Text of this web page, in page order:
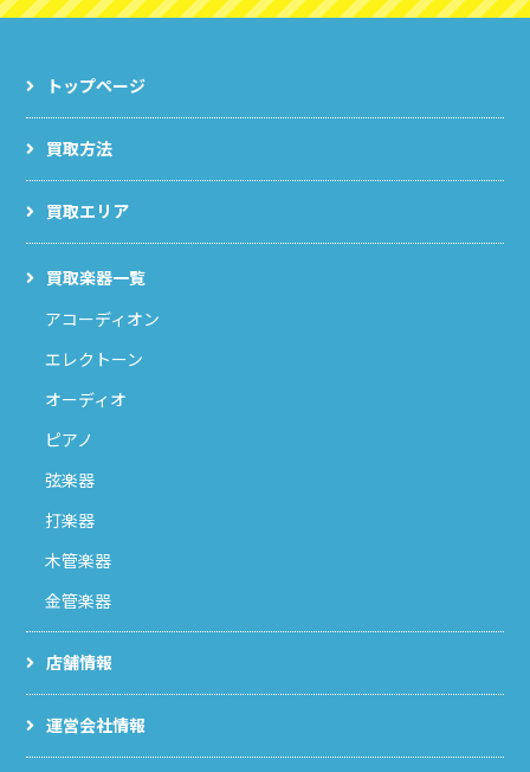
トップページ
買取方法
買取エリア
買取楽器一覧
アコーディオン
エレクトーン
オーディオ
ピアノ
弦楽器
打楽器
木管楽器
金管楽器
店舗情報
運営会社情報